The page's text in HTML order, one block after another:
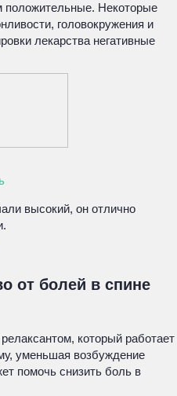
положительные. Некоторые
головокружения и
лекарства негативные
высокий, он отлично
от болей в спине
который работает
уменьшая возбуждение
помочь снизить боль в